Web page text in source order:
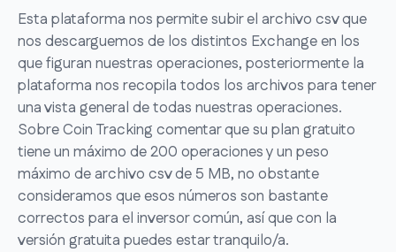
Esta plataforma nos permite subir el archivo csv que
nos descarguemos de los distintos Exchange en los
que figuran nuestras operaciones, posteriormente la
plataforma nos recopila todos los archivos para tener
una vista general de todas nuestras operaciones.
Sobre Coin Tracking comentar que su plan gratuito
tiene un máximo de 200 operaciones y un peso
máximo de archivo csv de 5 MB, no obstante
consideramos que esos números son bastante
correctos para el inversor común, así que con la
versión gratuita puedes estar tranquilo/a.